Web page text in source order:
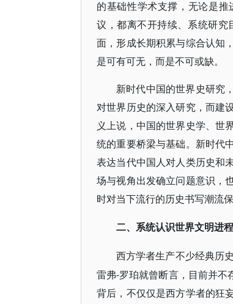
的基础性学术支撑，无论是
议，都离不开持续、系统研
面，形成长期积累与综合认知
是可有可无，而是不可或缺。
新时代中国的世界史研究
对世界历史的深入研究，而建
义上说，中国的世界史学、世
统的重要桥梁与基础。新时代
表达当代中国人对人类历史和
场与视角出发确立问题意识，
时对当下流行的历史书写潮流
二、系统认识世界文明进程
西方学者生产不少经典历
雷弗-罗珀就曾断言，目前并不
背后，不仅仅是西方学者的狂